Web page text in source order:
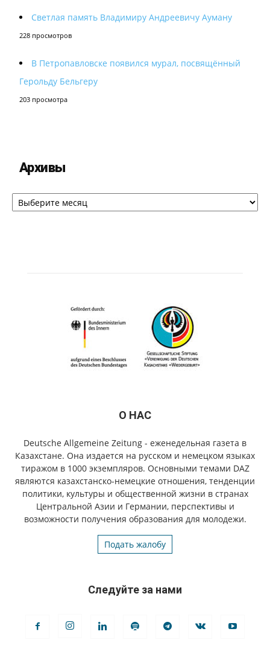
Светлая память Владимиру Андреевичу Ауману
228 просмотров
В Петропавловске появился мурал, посвящённый
Герольду Бельгеру
203 просмотра
Архивы
Архивы
О НАС
Deutsche Allgemeine Zeitung - еженедельная газета в
Казахстане. Она издается на русском и немецком языках
тиражом в 1000 экземпляров. Основными темами DAZ
являются казахстанско-немецкие отношения, тенденции
политики, культуры и общественной жизни в странах
Центральной Азии и Германии, перспективы и
возможности получения образования для молодежи.
Подать жалобу
Следуйте за нами